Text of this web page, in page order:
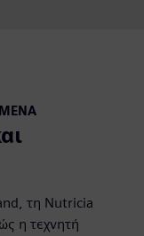
τη Nutricia
η τεχνητή